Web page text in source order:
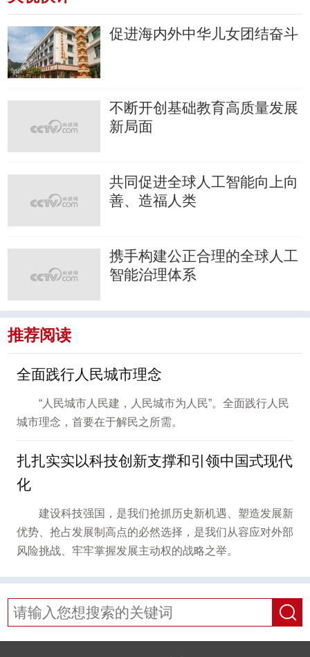
促进海内外中华儿女团结奋斗
不断开创基础教育高质量发展
新局面
共同促进全球人工智能向上向
善、造福人类
携手构建公正合理的全球人工
智能治理体系
推荐阅读
全面践行人民城市理念
“人民城市人民建，人民城市为人民”。全面践行人民
城市理念，首要在于解民之所需。
扎扎实实以科技创新支撑和引领中国式现代
化
建设科技强国，是我们抢抓历史新机遇、塑造发展新
优势、抢占发展制高点的必然选择，是我们从容应对外部
风险挑战、牢牢掌握发展主动权的战略之举。